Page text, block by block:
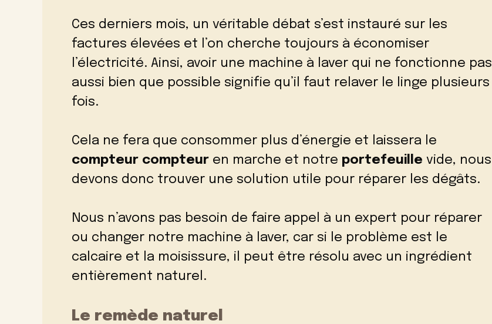
Ces derniers mois, un véritable débat s’est instauré sur les
factures élevées et l’on cherche toujours à économiser
l’électricité. Ainsi, avoir une machine à laver qui ne fonctionne pas
aussi bien que possible signifie qu’il faut relaver le linge plusieurs
fois.
Cela ne fera que consommer plus d’énergie et laissera le
compteur compteur en marche et notre portefeuille vide, nous
devons donc trouver une solution utile pour réparer les dégâts.
Nous n’avons pas besoin de faire appel à un expert pour réparer
ou changer notre machine à laver, car si le problème est le
calcaire et la moisissure, il peut être résolu avec un ingrédient
entièrement naturel.
Le remède naturel